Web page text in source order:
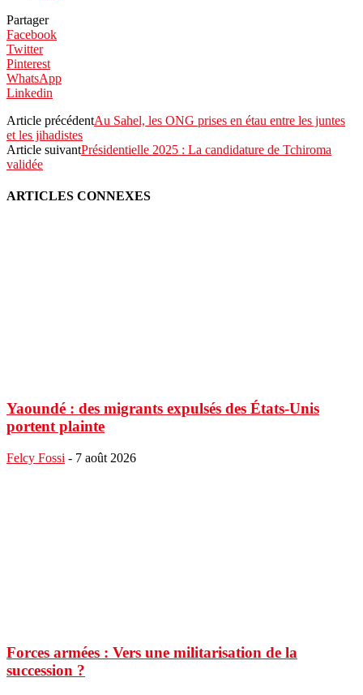
Partager
Facebook
Twitter
Pinterest
WhatsApp
Linkedin
Article précédentAu Sahel, les ONG prises en étau entre les juntes
et les jihadistes
Article suivantPrésidentielle 2025 : La candidature de Tchiroma
validée
ARTICLES CONNEXES
Yaoundé : des migrants expulsés des États-Unis
portent plainte
Felcy Fossi - 7 août 2026
Forces armées : Vers une militarisation de la
succession ?